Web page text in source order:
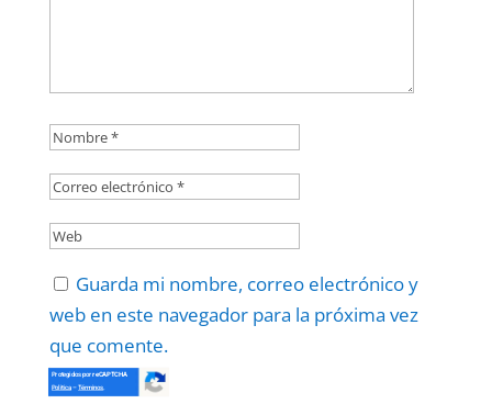
Guarda mi nombre, correo electrónico y
web en este navegador para la próxima vez
que comente.
Protegidos porreCAPTCHA
Politica–Términos.